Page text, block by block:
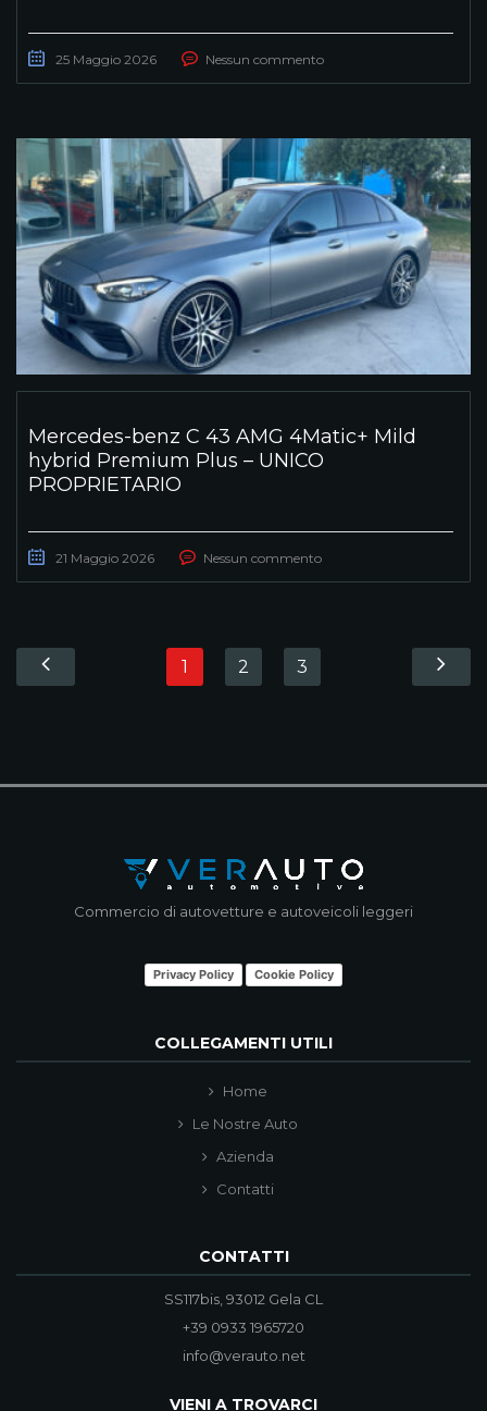
25 Maggio 2026 Nessun commento
Mercedes-benz C 43 AMG 4Matic+ Mild
hybrid Premium Plus – UNICO
PROPRIETARIO
21 Maggio 2026 Nessun commento
1 2 3
Commercio di autovetture e autoveicoli leggeri
Privacy Policy Cookie Policy
COLLEGAMENTI UTILI
Home
Le Nostre Auto
Azienda
Contatti
CONTATTI
SS117bis, 93012 Gela CL
+39 0933 1965720
info@verauto.net
VIENI A TROVARCI